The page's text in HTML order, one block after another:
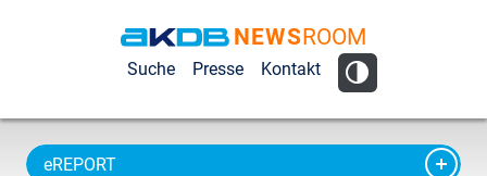
AKDB Anstalt
Kommunale
Datenverarbeitung
NEWSROOM
Suche Presse Kontakt
eREPORT